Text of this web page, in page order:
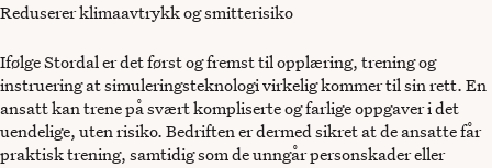
Reduserer klimaavtrykk og smitterisiko
Ifølge Stordal er det først og fremst til opplæring, trening og
instruering at simuleringsteknologi virkelig kommer til sin rett. En
ansatt kan trene på svært kompliserte og farlige oppgaver i det
uendelige, uten risiko. Bedriften er dermed sikret at de ansatte får
praktisk trening, samtidig som de unngår personskader eller